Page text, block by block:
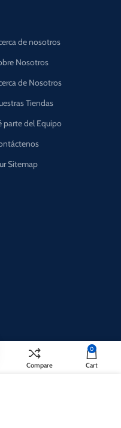
de nosotros
Nosotros
de Nosotros
Tiendas
parte del Equipo
Sitemap
Policy
Compare
0
Cart